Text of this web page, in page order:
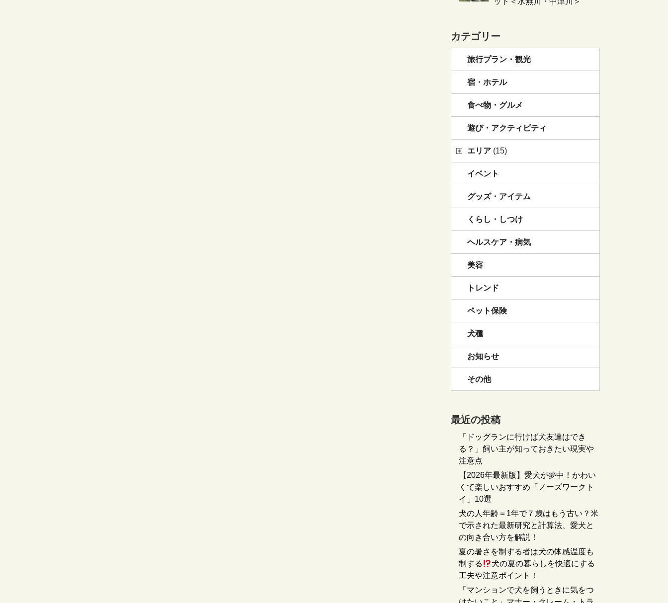
カテゴリー
旅行プラン・観光
宿・ホテル
食べ物・グルメ
遊び・アクティビティ
エリア (15)
イベント
グッズ・アイテム
くらし・しつけ
ヘルスケア・病気
美容
トレンド
ペット保険
犬種
お知らせ
その他
最近の投稿
「ドッグランに行けば犬友達はでき
る？」飼い主が知っておきたい現実や
注意点
【2026年最新版】愛犬が夢中！かわい
くて楽しいおすすめ「ノーズワークト
イ」10選
犬の人年齢＝1年で７歳はもう古い？米
で示された最新研究と計算法、愛犬と
の向き合い方を解説！
夏の暑さを制する者は犬の体感温度も
制する
犬の夏の暮らしを快適にする
工夫や注意ポイント！
「マンションで犬を飼うときに気をつ